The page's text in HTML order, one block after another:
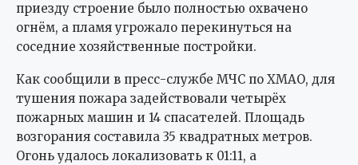
приезду строение было полностью охвачено
огнём, а пламя угрожало перекинуться на
соседние хозяйственные постройки.
Как сообщили в пресс-службе МЧС по ХМАО, для
тушения пожара задействовали четырёх
пожарных машин и 14 спасателей. Площадь
возгорания составила 35 квадратных метров.
Огонь удалось локализовать к 01:11, а